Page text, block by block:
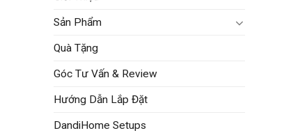
Sản Phẩm
Quà Tặng
Góc Tư Vấn & Review
Hướng Dẫn Lắp Đặt
DandiHome Setups